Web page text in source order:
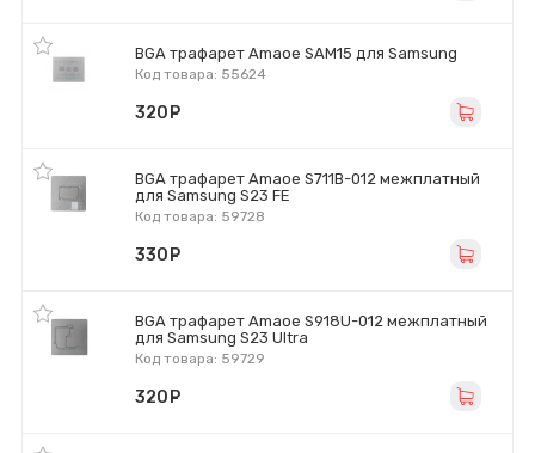
BGA трафарет Amaoe SAM15 для Samsung
Код товара: 55624
320
BGA трафарет Amaoe S711B-012 межплатный
для Samsung S23 FE
Код товара: 59728
330
BGA трафарет Amaoe S918U-012 межплатный
для Samsung S23 Ultra
Код товара: 59729
320